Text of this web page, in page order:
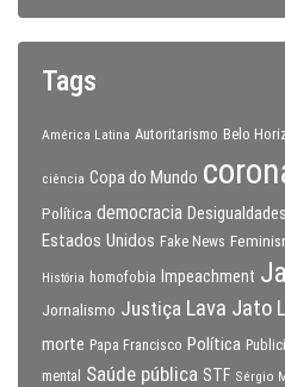
Tags
América Latina Autoritarismo Belo
ciência Copa do Mundo
Política democracia Desigualdades
Estados Unidos Fake News
História homofobia Impeachment
Jornalismo Justiça Lava Jato
morte Papa Francisco Política
mental
Saúde pública STF Sérgio